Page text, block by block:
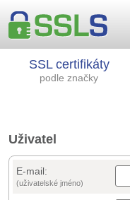
SSL certifikáty
podle značky
Uživatel
E-mail:
(uživatelské jméno)